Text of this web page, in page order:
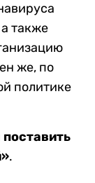
также
же, по
политике
.